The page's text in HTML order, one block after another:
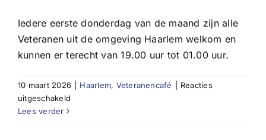
Iedere eerste donderdag van de maand zijn alle
Veteranen uit de omgeving Haarlem welkom en
kunnen er terecht van 19.00 uur tot 01.00 uur.
10 maart 2026 Haarlem, Veteranencafé
Reacties
uitgeschakeld
Lees verder